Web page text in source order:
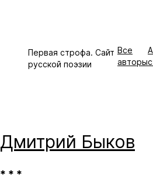
Первая строфа. Сайт
русской поэзии
Все
авторы
Дмитрий Быков
* * *